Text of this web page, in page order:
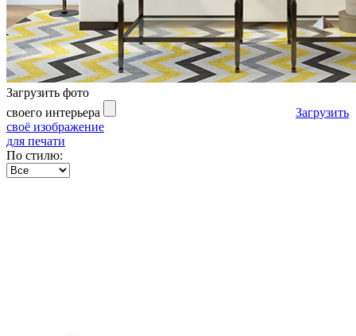
Загрузить фото
своего интерьера
Загрузить
своё изображение
для печати
По стилю: